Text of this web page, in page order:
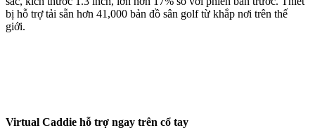
bị hỗ trợ tải sẵn hơn 41,000 bản đồ sân golf từ khắp nơi trên thế
giới.
Virtual Caddie hỗ trợ ngay trên cổ tay